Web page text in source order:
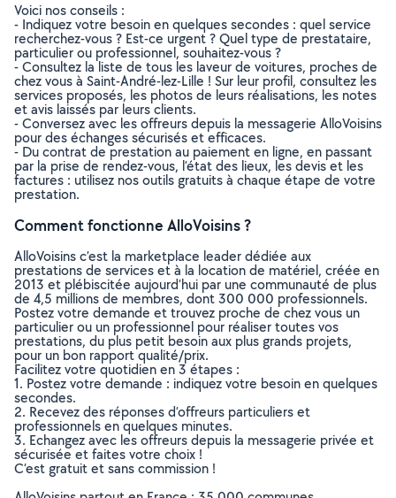
Voici nos conseils :
- Indiquez votre besoin en quelques secondes : quel service
recherchez-vous ? Est-ce urgent ? Quel type de prestataire,
particulier ou professionnel, souhaitez-vous ?
- Consultez la liste de tous les laveur de voitures, proches de
chez vous à Saint-André-lez-Lille ! Sur leur profil, consultez les
services proposés, les photos de leurs réalisations, les notes
et avis laissés par leurs clients.
- Conversez avec les offreurs depuis la messagerie AlloVoisins
pour des échanges sécurisés et efficaces.
- Du contrat de prestation au paiement en ligne, en passant
par la prise de rendez-vous, l’état des lieux, les devis et les
factures : utilisez nos outils gratuits à chaque étape de votre
prestation.
Comment fonctionne AlloVoisins ?
AlloVoisins c’est la marketplace leader dédiée aux
prestations de services et à la location de matériel, créée en
2013 et plébiscitée aujourd’hui par une communauté de plus
de 4,5 millions de membres, dont 300 000 professionnels.
Postez votre demande et trouvez proche de chez vous un
particulier ou un professionnel pour réaliser toutes vos
prestations, du plus petit besoin aux plus grands projets,
pour un bon rapport qualité/prix.
Facilitez votre quotidien en 3 étapes :
1. Postez votre demande : indiquez votre besoin en quelques
secondes.
2. Recevez des réponses d’offreurs particuliers et
professionnels en quelques minutes.
3. Echangez avec les offreurs depuis la messagerie privée et
sécurisée et faites votre choix !
C’est gratuit et sans commission !